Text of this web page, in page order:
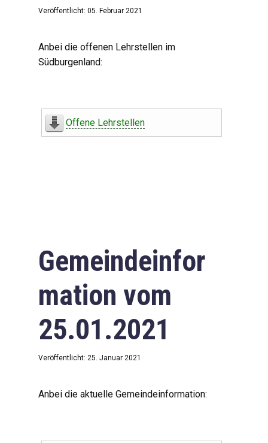
Veröffentlicht: 05. Februar 2021
Anbei die offenen Lehrstellen im
Südburgenland:
Offene Lehrstellen
Gemeindeinfor
mation vom
25.01.2021
Veröffentlicht: 25. Januar 2021
Anbei die aktuelle Gemeindeinformation: